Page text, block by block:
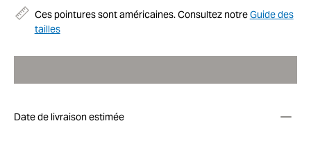
Ces pointures sont américaines. Consultez notreGuide des
tailles
Date de livraison estimée